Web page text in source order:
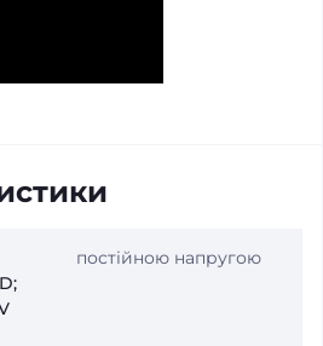
постійною напругою